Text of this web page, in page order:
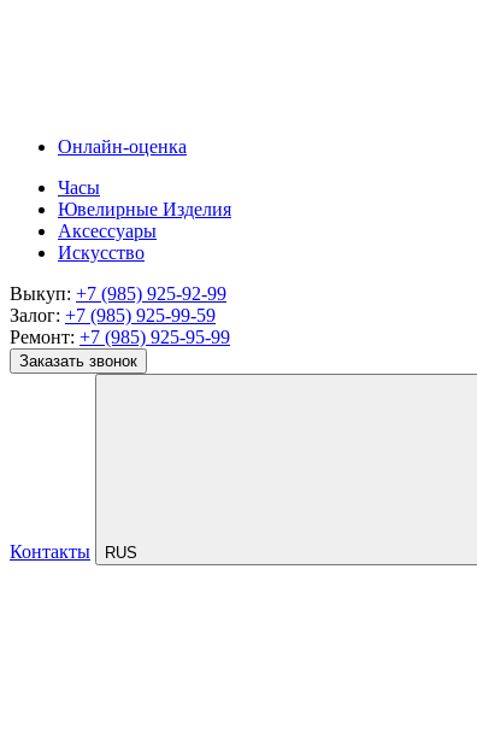
Онлайн-оценка
Часы
Ювелирные Изделия
Аксессуары
Искусство
Выкуп: +7 (985) 925-92-99
Залог: +7 (985) 925-99-59
Ремонт: +7 (985) 925-95-99
Заказать звонок
Контакты RUS